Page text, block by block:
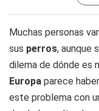
Muchas personas
sus perros, aunque
dilema de dónde es
Europa parece
este problema con